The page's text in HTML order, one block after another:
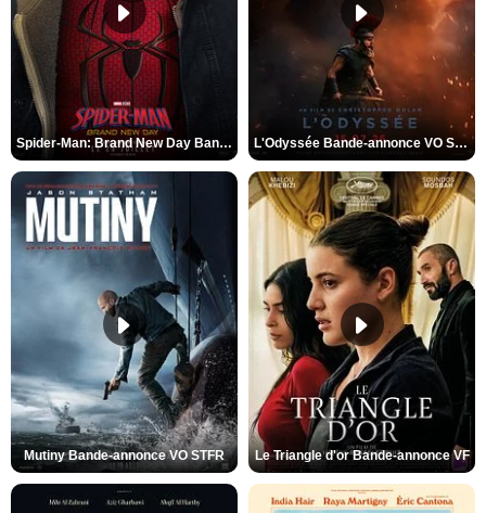
Spider-Man: Brand New Day Bande-annonce VO STFR L'Odyssée Bande-annonce VO STFR
Mutiny Bande-annonce VO STFR Le Triangle d'or Bande-annonce VF